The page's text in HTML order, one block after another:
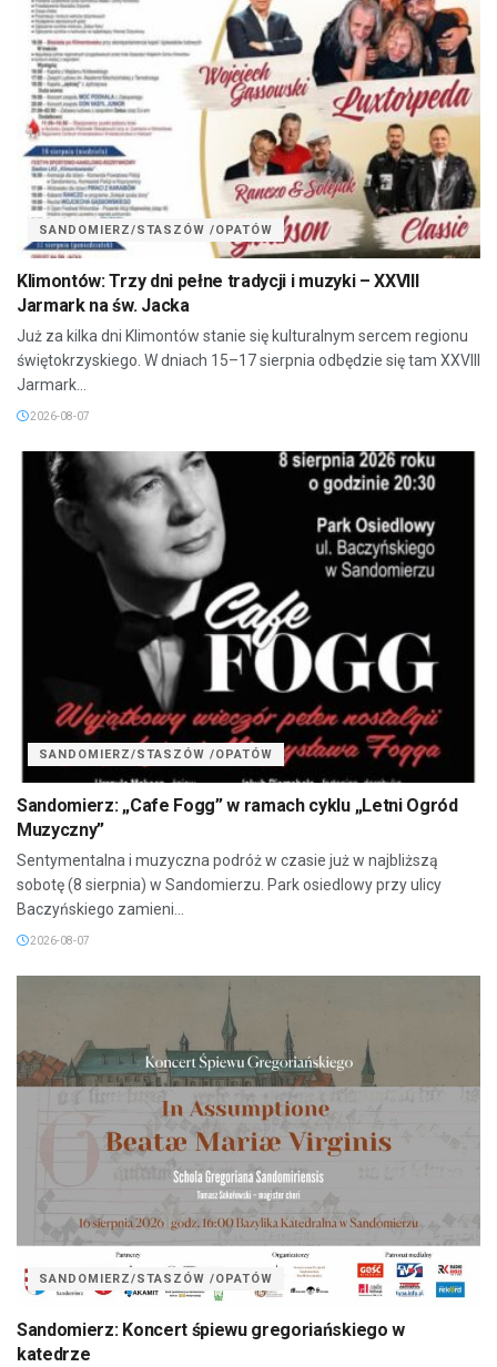
SANDOMIERZ/STASZÓW /OPATÓW
Klimontów: Trzy dni pełne tradycji i muzyki – XXVIII
Jarmark na św. Jacka
Już za kilka dni Klimontów stanie się kulturalnym sercem regionu
świętokrzyskiego. W dniach 15–17 sierpnia odbędzie się tam XXVIII
Jarmark...
2026-08-07
SANDOMIERZ/STASZÓW /OPATÓW
Sandomierz: „Cafe Fogg” w ramach cyklu „Letni Ogród
Muzyczny”
Sentymentalna i muzyczna podróż w czasie już w najbliższą
sobotę (8 sierpnia) w Sandomierzu. Park osiedlowy przy ulicy
Baczyńskiego zamieni...
2026-08-07
SANDOMIERZ/STASZÓW /OPATÓW
Sandomierz: Koncert śpiewu gregoriańskiego w
katedrze